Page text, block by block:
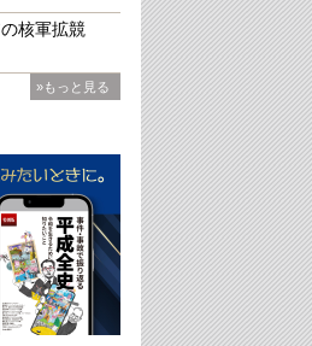
核軍拡競
»もっと見る